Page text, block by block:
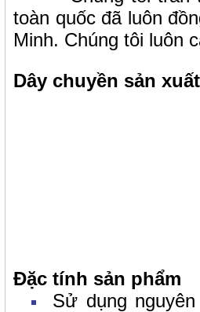
toàn quốc đã luôn
Minh. Chúng tôi luôn
Dây chuyền sản
Đặc tính sản phẩm
Sử dụng